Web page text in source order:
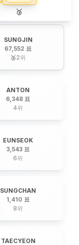
🥉
SUNGJIN
67,552 표
🥈2위
ANTON
6,348 표
4위
EUNSEOK
3,543 표
6위
SUNGCHAN
1,410 표
8위
TAECYEON